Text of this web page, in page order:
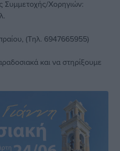
Συμμετοχής/Χορηγιών:
(Τηλ. 6947665955)
και να στηρίξουμε